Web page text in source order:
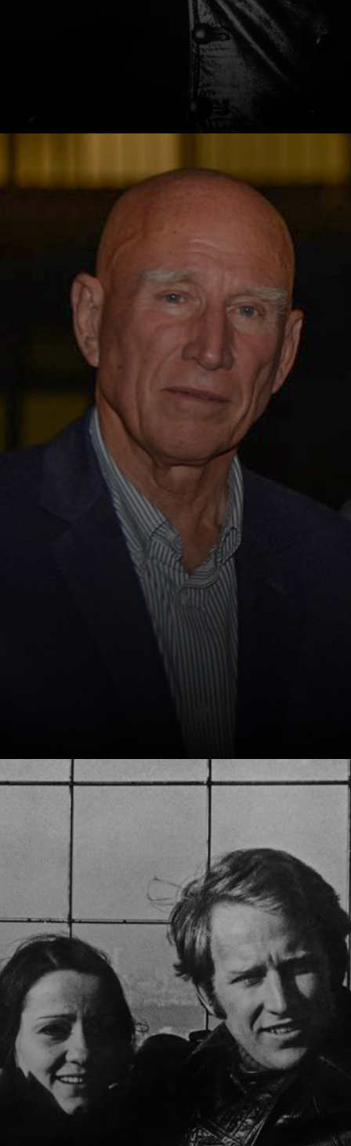
Sus primeros
trabajos:
documentó a los
pueblos indígenas
de América y la
hambruna en
África.
Consolidó su
estilo. Fotos
impactantes, con
nobleza,
mostrando a los
oprimidos.